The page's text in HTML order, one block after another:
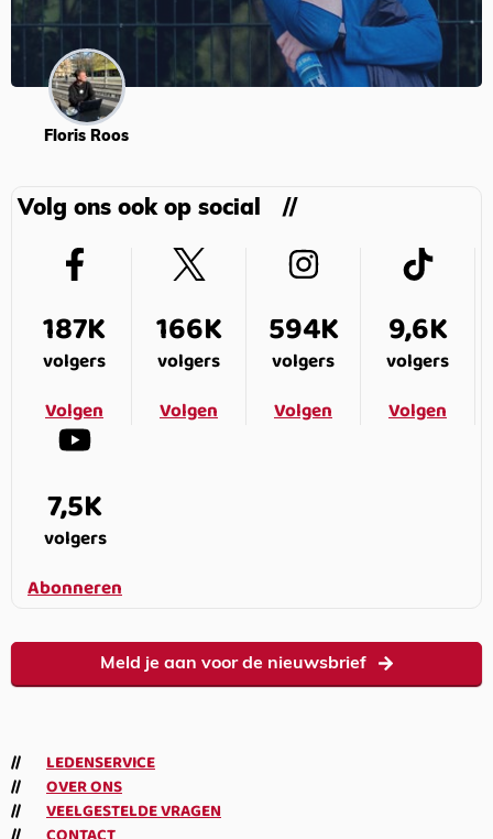
Floris Roos
Volg ons ook op social
187K
volgers
Volgen
166K
volgers
Volgen
594K
volgers
Volgen
9,6K
volgers
Volgen
7,5K
volgers
Abonneren
Meld je aan voor de nieuwsbrief
LEDENSERVICE
OVER ONS
VEELGESTELDE VRAGEN